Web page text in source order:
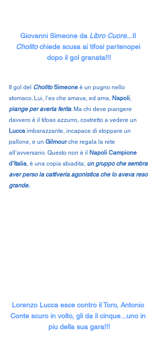
Giovanni Simeone da Libro Cuore...Il
Cholito chiede scusa ai tifosi partenopei
dopo il gol granata!!!
Il gol del Cholito Simeone è un pugno nello
stomaco. Lui, l’ex che amava, ed ama, Napoli,
piange per averla ferita. Ma chi deve piangere
davvero è il tifoso azzurro, costretto a vedere un
Lucca imbarazzante, incapace di stoppare un
pallone, e un Gilmour che regala la rete
all’avversario. Questo non è il
Napoli Campione
d’Italia, è una copia sbiadita, un gruppo che sembra
aver perso la cattiveria agonistica che lo aveva reso
grande.
Lorenzo Lucca esce contro il Toro, Antonio
Conte scuro in volto, gli da il cinque...uno in
piu della sua gara!!!